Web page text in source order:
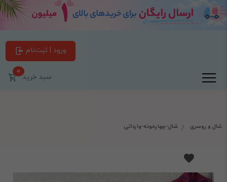
ورود | ثبت‌نام
سبد خرید0
شال و روسری شال-چهارخونه-وارداتی